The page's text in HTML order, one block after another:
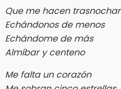
Que me hacen trasnochar
Echándonos de menos
Echándome de más
Almíbar y centeno
Me falta un corazón